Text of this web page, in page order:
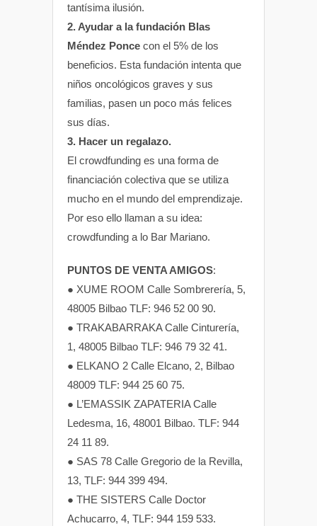
tantísima ilusión.
2. Ayudar a la fundación Blas
Méndez Ponce con el 5% de los
beneficios. Esta fundación intenta que
niños oncológicos graves y sus
familias, pasen un poco más felices
sus días.
3. Hacer un regalazo.
El crowdfunding es una forma de
financiación colectiva que se utiliza
mucho en el mundo del emprendizaje.
Por eso ello llaman a su idea:
crowdfunding a lo Bar Mariano.
PUNTOS DE VENTA AMIGOS:
● XUME ROOM Calle Sombrerería, 5,
48005 Bilbao TLF: 946 52 00 90.
● TRAKABARRAKA Calle Cinturería,
1, 48005 Bilbao TLF: 946 79 32 41.
● ELKANO 2 Calle Elcano, 2, Bilbao
48009 TLF: 944 25 60 75.
● L’EMASSIK ZAPATERIA Calle
Ledesma, 16, 48001 Bilbao. TLF: 944
24 11 89.
● SAS 78 Calle Gregorio de la Revilla,
13, TLF: 944 399 494.
● THE SISTERS Calle Doctor
Achucarro, 4, TLF: 944 159 533.